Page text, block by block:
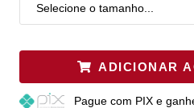
Selecione o tamanho...
ADICIONAR
Pague com PIX e